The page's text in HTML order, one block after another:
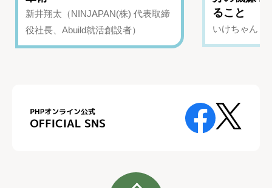
新井翔太（NINJAPAN(株) 代表取締
役社長、Abuild就活創設者）
ること
いけちゃん（